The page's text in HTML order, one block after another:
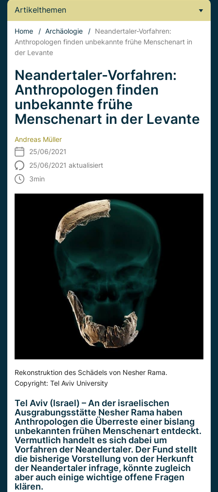
Artikelthemen
Home / Archäologie / Neandertaler-Vorfahren:
Anthropologen finden unbekannte frühe Menschenart in
der Levante
Neandertaler-Vorfahren:
Anthropologen finden
unbekannte frühe
Menschenart in der Levante
Andreas Müller
25/06/2021
25/06/2021 aktualisiert
3min
Rekonstruktion des Schädels von Nesher Rama.
Copyright: Tel Aviv University
Tel Aviv (Israel) – An der israelischen
Ausgrabungsstätte Nesher Rama haben
Anthropologen die Überreste einer bislang
unbekannten frühen Menschenart entdeckt.
Vermutlich handelt es sich dabei um
Vorfahren der Neandertaler. Der Fund stellt
die bisherige Vorstellung von der Herkunft
der Neandertaler infrage, könnte zugleich
aber auch einige wichtige offene Fragen
klären.